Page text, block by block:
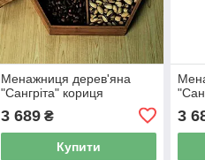
Менажниця дерев'яна
"Сангріта" кориця
3 689₴
Купити
3